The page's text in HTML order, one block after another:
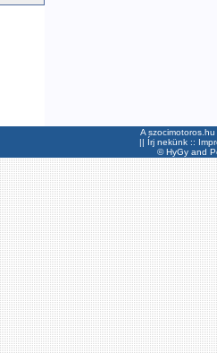
A
|| Írj nekünk ::
©HyGyand